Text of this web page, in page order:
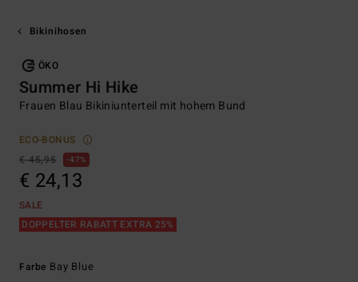
Bikinihosen
ÖKO
Summer Hi Hike
Frauen Blau Bikiniunterteil mit hohem Bund
ECO-BONUS
€ 45,95
47%
€ 24,13
SALE
DOPPELTER RABATT EXTRA 25%
Farbe Bay Blue